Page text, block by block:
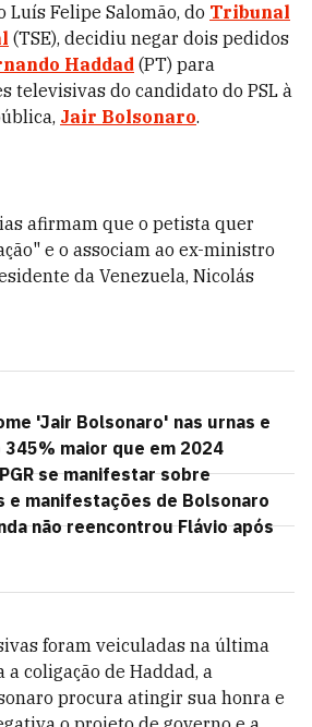
Felipe Salomão, do Tribunal
(TSE), decidiu negar dois pedidos
Haddad (PT) para
televisivas do candidato do PSL à
Jair Bolsonaro.
afirmam que o petista quer
e o associam ao ex-ministro
da Venezuela, Nicolás
'Jair Bolsonaro' nas urnas e
maior que em 2024
se manifestar sobre
e manifestações de Bolsonaro
não reencontrou Flávio após
foram veiculadas na última
a coligação de Haddad, a
procura atingir sua honra e